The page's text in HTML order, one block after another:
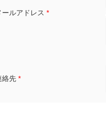
ールアドレス *
絡先 *